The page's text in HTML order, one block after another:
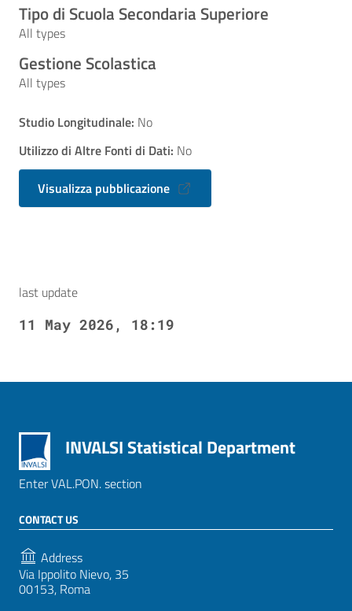
Tipo di Scuola Secondaria Superiore
All types
Gestione Scolastica
All types
Studio Longitudinale: No
Utilizzo di Altre Fonti di Dati: No
Visualizza pubblicazione
last update
11 May 2026, 18:19
INVALSI Statistical Department
Enter VAL.PON. section
CONTACT US
Address
Via Ippolito Nievo, 35
00153, Roma